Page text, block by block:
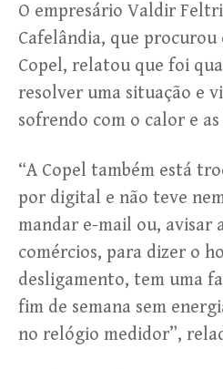
O empresário Valdir
Cafelândia, que
Copel, relatou que foi
resolver uma situação e
sofrendo com o calor e
“A Copel também está
por digital e não teve
mandar e-mail ou, avisar
comércios, para dizer o
desligamento, tem uma
fim de semana sem
no relógio medidor”,